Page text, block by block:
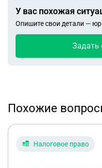
У вас похожая
Опишите свои детали —
Задать
Похожие
Налоговое право